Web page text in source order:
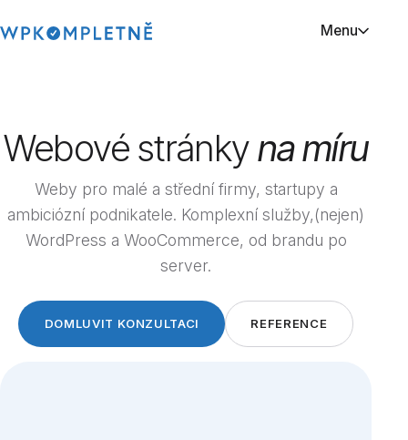
Menu
Redesign webových stránek
Profesionální webové stránky
AD-HOC SLUŽBY
Odvirování webu
Webové stránkyna míru
Weby pro malé a střední firmy, startupy a
ambiciózní podnikatele. Komplexní služby,(nejen)
WordPress a WooCommerce, od brandu po
server.
DOMLUVIT KONZULTACI REFERENCE